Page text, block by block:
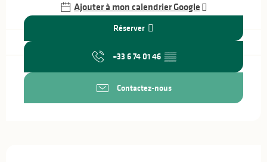
Ajouter à mon calendrier Google
Réserver
+33 6 74 01 46 ▒▒
Contactez-nous